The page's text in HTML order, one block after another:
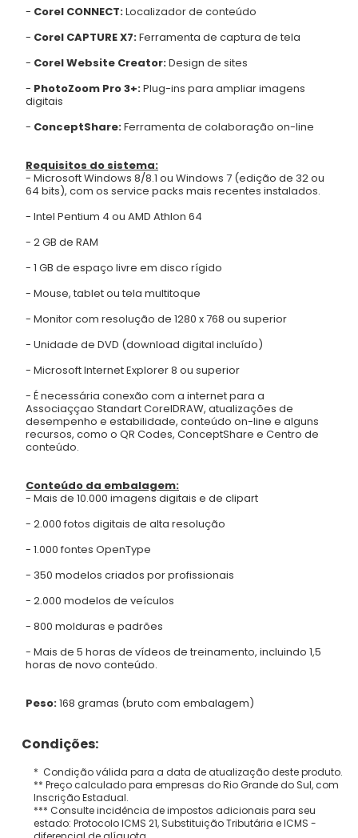
- Corel CONNECT:Localizador de conteúdo
- Corel CAPTURE X7:Ferramenta de captura de tela
- Corel Website Creator:Design de sites
- PhotoZoom Pro 3+:Plug-ins para ampliar imagens
digitais
- ConceptShare:Ferramenta de colaboração on-line
Requisitos do sistema:
- Microsoft Windows 8/8.1 ou Windows 7 (edição de 32 ou
64 bits), com os service packs mais recentes instalados.
- Intel Pentium 4 ou AMD Athlon 64
- 2 GB de RAM
- 1 GB de espaço livre em disco rígido
- Mouse, tablet ou tela multitoque
- Monitor com resolução de 1280 x 768 ou superior
- Unidade de DVD (download digital incluído)
- Microsoft Internet Explorer 8 ou superior
- É necessária conexão com a internet para a
Associaççao Standart CorelDRAW, atualizações de
desempenho e estabilidade, conteúdo on-line e alguns
recursos, como o QR Codes, ConceptShare e Centro de
conteúdo.
Conteúdo da embalagem:
- Mais de 10.000 imagens digitais e de clipart
- 2.000 fotos digitais de alta resolução
- 1.000 fontes OpenType
- 350 modelos criados por profissionais
- 2.000 modelos de veículos
- 800 molduras e padrões
- Mais de 5 horas de vídeos de treinamento, incluindo 1,5
horas de novo conteúdo.
Peso:168 gramas (bruto com embalagem)
Condições:
* Condição válida para a data de atualização deste produto.
** Preço calculado para empresas do Rio Grande do Sul, com
Inscrição Estadual.
*** Consulte incidência de impostos adicionais para seu
estado: Protocolo ICMS 21, Substituição Tributária e ICMS -